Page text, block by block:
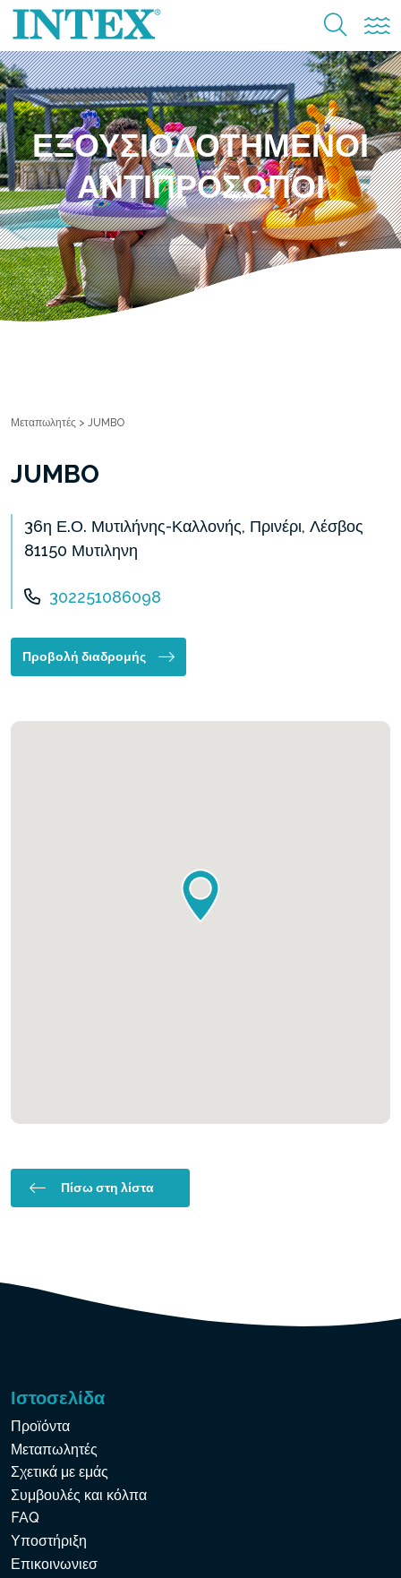
ΕΞΟΥΣΙΟΔΟΤΗΜΕΝΟΙ
ΑΝΤΙΠΡΟΣΩΠΟΙ
Μεταπωλητές > JUMBO
JUMBO
36η Ε.Ο. Μυτιλήνης-Καλλονής, Πρινέρι, Λέσβος
81150 Μυτιληνη
302251086098
Προβολή διαδρομής
Πίσω στη λίστα
Ιστοσελίδα
Προϊόντα
Μεταπωλητές
Σχετικά με εμάς
Συμβουλές και κόλπα
FAQ
Υποστήριξη
Επικοινωνιεσ